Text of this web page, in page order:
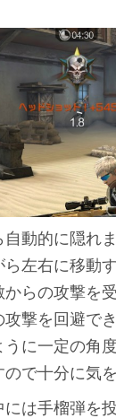
自動的に隠れ
左右に移動
らの攻撃を
撃を回避で
うに一定の角
で十分に気
には手榴弾を